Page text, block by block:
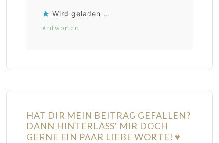
Wird geladen …
Antworten
HAT DIR MEIN BEITRAG GEFALLEN?
DANN HINTERLASS' MIR DOCH
GERNE EIN PAAR LIEBE WORTE! ♥